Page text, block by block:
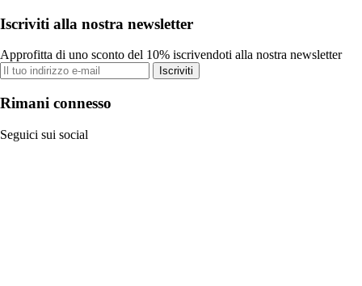
Iscriviti alla nostra newsletter
Approfitta di uno sconto del 10% iscrivendoti alla nostra newsletter
Iscriviti
Rimani connesso
Seguici sui social